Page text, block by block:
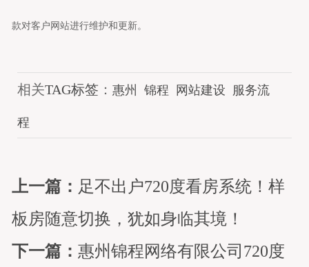
款对客户网站进行维护和更新。
相关TAG标签 ：惠州 锦程 网站建设 服务流
程
上一篇： 足不出户720度看房系统！样
板房随意切换，犹如身临其境！
下一篇： 惠州锦程网络有限公司720度